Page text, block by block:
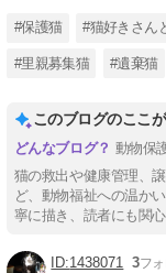
#保護猫 #猫好きさん
#里親募集猫 #遺棄猫
このブログのここ
動物保
猫の救出や健康管理、
ど、動物福祉への温か
寧に描き、読者にも関
1438071 3